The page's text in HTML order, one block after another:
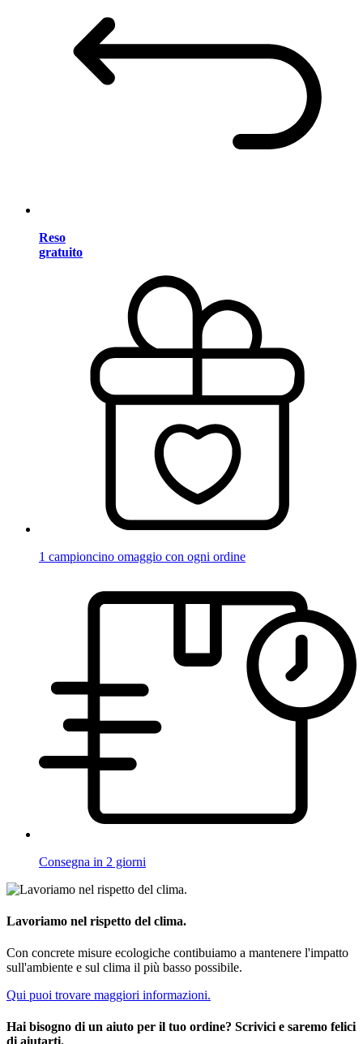
Reso
gratuito
1 campioncino omaggio con ogni ordine
Consegna in 2 giorni
Lavoriamo nel rispetto del clima.
Con concrete misure ecologiche contibuiamo a mantenere l'impatto
sull'ambiente e sul clima il più basso possibile.
Qui puoi trovare maggiori informazioni.
Hai bisogno di un aiuto per il tuo ordine? Scrivici e saremo felici